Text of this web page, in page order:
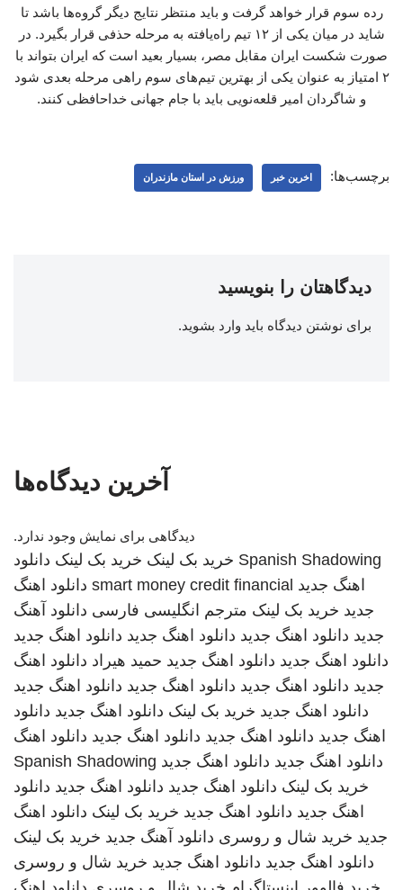
رده سوم قرار خواهد گرفت و باید منتظر نتایج دیگر گروه‌ها باشد تا
شاید در میان یکی از ۱۲ تیم راه‌یافته به مرحله حذفی قرار بگیرد. در
صورت شکست ایران مقابل مصر، بسیار بعید است که ایران بتواند با
۲ امتیاز به عنوان یکی از بهترین تیم‌های سوم راهی مرحله بعدی شود
و شاگردان امیر قلعه‌نویی باید با جام جهانی خداحافظی کنند.
برچسب‌ها: اخرین خبر ورزش در استان مازندران
دیدگاهتان را بنویسید
برای نوشتن دیدگاه باید وارد بشوید.
آخرین دیدگاه‌ها
دیدگاهی برای نمایش وجود ندارد.
Spanish Shadowing خرید بک لینک خرید بک لینک دانلود
اهنگ جدید smart money credit financial دانلود اهنگ
جدید خرید بک لینک مترجم انگلیسی فارسی دانلود آهنگ
جدید دانلود اهنگ جدید دانلود اهنگ جدید دانلود اهنگ جدید
دانلود اهنگ جدید دانلود اهنگ جدید حمید هیراد دانلود اهنگ
جدید دانلود اهنگ جدید دانلود اهنگ جدید دانلود اهنگ جدید
دانلود اهنگ جدید خرید بک لینک دانلود اهنگ جدید دانلود
اهنگ جدید دانلود اهنگ جدید دانلود اهنگ جدید دانلود اهنگ
دانلود اهنگ جدید دانلود اهنگ جدید Spanish Shadowing
خرید بک لینک دانلود اهنگ جدید دانلود اهنگ جدید دانلود
اهنگ جدید دانلود اهنگ جدید خرید بک لینک دانلود اهنگ
جدید خرید شال و روسری دانلود آهنگ جدید خرید بک لینک
دانلود اهنگ جدید دانلود اهنگ جدید خرید شال و روسری